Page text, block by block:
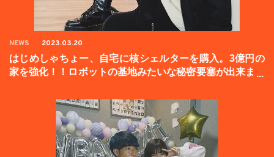
NEWS 2023.03.20
はじめしゃちょー、自宅に核シェルターを購入。3億円の
家を強化！！ロボットの基地みたいな秘密要塞が出来まし